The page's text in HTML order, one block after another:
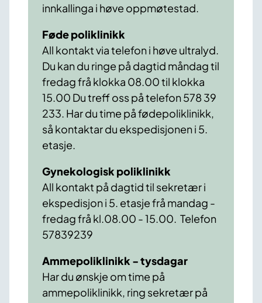
innkallinga i høve oppmøtestad.
Føde poliklinikk
All kontakt via telefon i høve ultralyd.
Du kan du ringe på dagtid måndag til
fredag frå klokka 08.00 til klokka
15.00 Du treff oss på telefon 578 39
233. Har du time på fødepoliklinikk,
så kontaktar du ekspedisjonen i 5.
etasje.
Gynekologisk poliklinikk
All kontakt på dagtid til sekretær i
ekspedisjon i 5. etasje frå mandag -
fredag frå kl.08.00 - 15.00. Telefon
57839239
Ammepoliklinikk - tysdagar
Har du ønskje om time på
ammepoliklinikk, ring sekretær på